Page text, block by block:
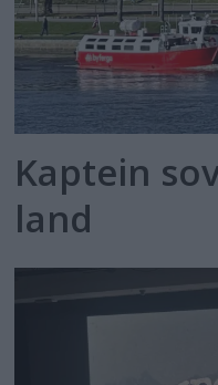
Kaptein
land